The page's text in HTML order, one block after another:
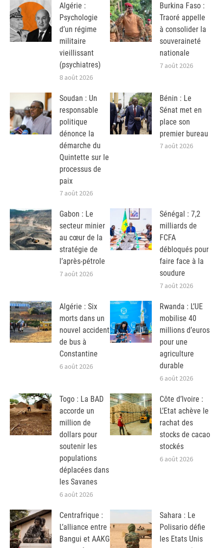
Algérie :
Psychologie
d’un régime
militaire
vieillissant
(psychiatres)
8 août 2026
Burkina Faso :
Traoré appelle
à consolider la
souveraineté
nationale
7 août 2026
Soudan : Un
responsable
politique
dénonce la
démarche du
Quintette sur le
processus de
paix
7 août 2026
Bénin : Le
Sénat met en
place son
premier bureau
7 août 2026
Gabon : Le
secteur minier
au cœur de la
stratégie de
l’après-pétrole
7 août 2026
Sénégal : 7,2
milliards de
FCFA
débloqués pour
faire face à la
soudure
7 août 2026
Algérie : Six
morts dans un
nouvel accident
de bus à
Constantine
6 août 2026
Rwanda : L’UE
mobilise 40
millions d’euros
pour une
agriculture
durable
6 août 2026
Togo : La BAD
accorde un
million de
dollars pour
soutenir les
populations
déplacées dans
les Savanes
6 août 2026
Côte d’Ivoire :
L’Etat achève le
rachat des
stocks de cacao
stockés
6 août 2026
Centrafrique :
L’alliance entre
Bangui et AAKG
Sahara : Le
Polisario défie
les Etats Unis